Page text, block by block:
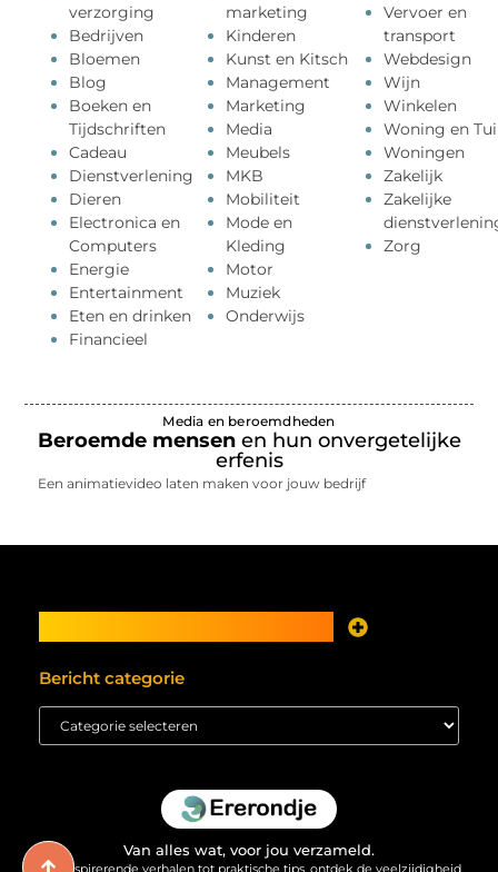
verzorging
Bedrijven
Bloemen
Blog
Boeken en
Tijdschriften
Cadeau
Dienstverlening
Dieren
Electronica en
Computers
Energie
Entertainment
Eten en drinken
Financieel
marketing
Kinderen
Kunst en Kitsch
Management
Marketing
Media
Meubels
MKB
Mobiliteit
Mode en
Kleding
Motor
Muziek
Onderwijs
Vervoer en
transport
Webdesign
Wijn
Winkelen
Woning en
Woningen
Zakelijk
Zakelijke
Zorg
Media en beroemdheden
Beroemde mensenen hun onvergetelijke
erfenis
Een animatievideo laten maken voor jouw bedrijf
Bericht categorie
Van alles wat, voor jou verzameld.
Van inspirerende verhalen tot praktische tips, ontdek de veelzijdigheid